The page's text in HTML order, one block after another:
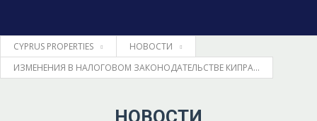
ГЛАВНАЯ
CYPRUS PROPERTIES
НОВОСТИ
ИЗМЕНЕНИЯ В НАЛОГОВОМ ЗАКОНОДАТЕЛЬСТВЕ КИПРА...
НОВОСТИ